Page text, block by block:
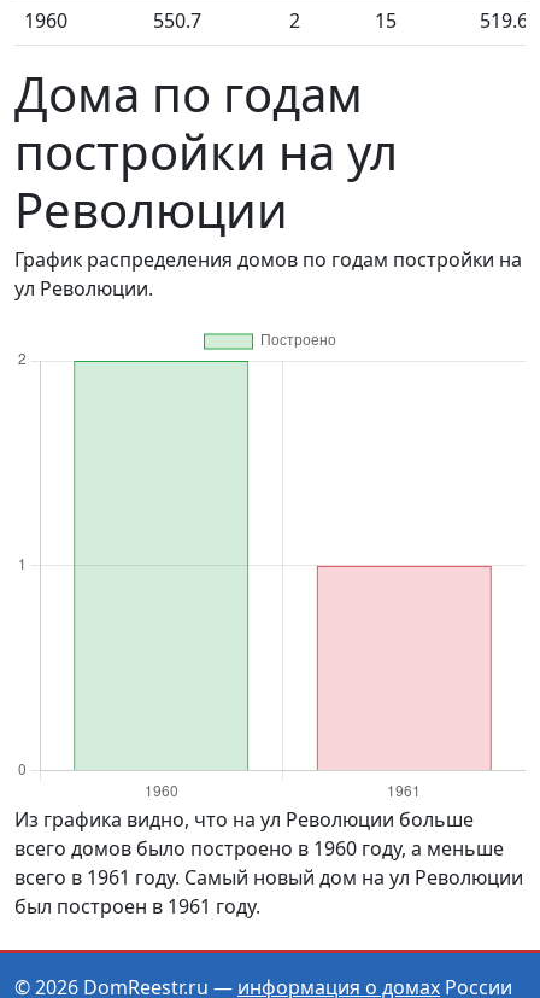
1960
550.7 2 15 519.60
Дома по годам
постройки на ул
Революции
График распределения домов по годам постройки на
ул Революции.
Из графика видно, что на ул Революции больше
всего домов было построено в 1960 году, а меньше
всего в 1961 году. Самый новый дом на ул Революции
был построен в 1961 году.
© 2026 DomReestr.ru — информация о домах России